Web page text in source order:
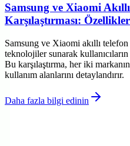
Samsung ve Xiaomi
Karşılaştırması:
Samsung ve Xiaomi akıllı
teknolojiler sunarak
Bu karşılaştırma, her iki
kullanım alanlarını detaylandırır.
Daha fazla bilgi edinin